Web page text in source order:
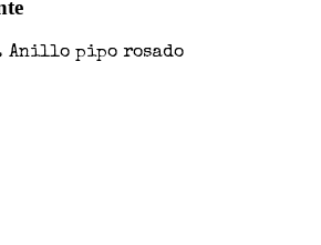
Anillo pipo rosado